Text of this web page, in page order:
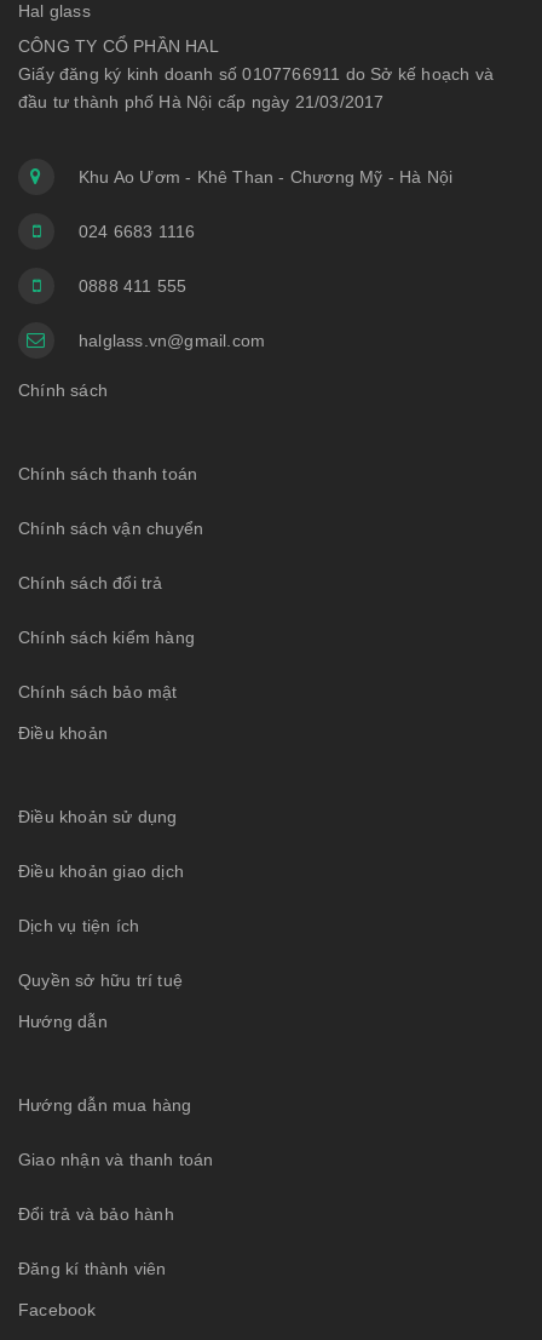
Hal glass
CÔNG TY CỔ PHẦN HAL
Giấy đăng ký kinh doanh số 0107766911 do Sở kế hoạch và
đầu tư thành phố Hà Nội cấp ngày 21/03/2017
Khu Ao Ươm - Khê Than - Chương Mỹ - Hà Nội
024 6683 1116
0888 411 555
halglass.vn@gmail.com
Chính sách
Chính sách thanh toán
Chính sách vận chuyển
Chính sách đổi trả
Chính sách kiểm hàng
Chính sách bảo mật
Điều khoản
Điều khoản sử dụng
Điều khoản giao dịch
Dịch vụ tiện ích
Quyền sở hữu trí tuệ
Hướng dẫn
Hướng dẫn mua hàng
Giao nhận và thanh toán
Đổi trả và bảo hành
Đăng kí thành viên
Facebook